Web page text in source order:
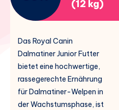
(12 kg)
Das Royal Canin
Dalmatiner Junior Futter
bietet eine hochwertige,
rassegerechte Ernährung
für Dalmatiner-Welpen in
der Wachstumsphase, ist